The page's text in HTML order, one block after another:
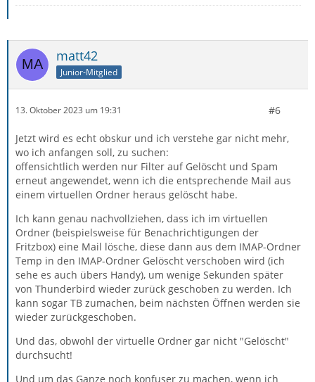
matt42
Junior-Mitglied
13. Oktober 2023 um 19:31 #6
Jetzt wird es echt obskur und ich verstehe gar nicht mehr,
wo ich anfangen soll, zu suchen:
offensichtlich werden nur Filter auf Gelöscht und Spam
erneut angewendet, wenn ich die entsprechende Mail aus
einem virtuellen Ordner heraus gelöscht habe.
Ich kann genau nachvollziehen, dass ich im virtuellen
Ordner (beispielsweise für Benachrichtigungen der
Fritzbox) eine Mail lösche, diese dann aus dem IMAP-Ordner
Temp in den IMAP-Ordner Gelöscht verschoben wird (ich
sehe es auch übers Handy), um wenige Sekunden später
von Thunderbird wieder zurück geschoben zu werden. Ich
kann sogar TB zumachen, beim nächsten Öffnen werden sie
wieder zurückgeschoben.
Und das, obwohl der virtuelle Ordner gar nicht "Gelöscht"
durchsucht!
Und um das Ganze noch konfuser zu machen, wenn ich